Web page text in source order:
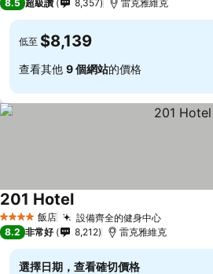
8.5 超級讚 8,357 雷克雅維克
低至 $8,139
查看其他 9 個網站的價格
4 星級 飯店 設備齊全的健身中心
201 Hotel
8.2 非常好 8,212 雷克雅維克
選擇日期，查看確切價格